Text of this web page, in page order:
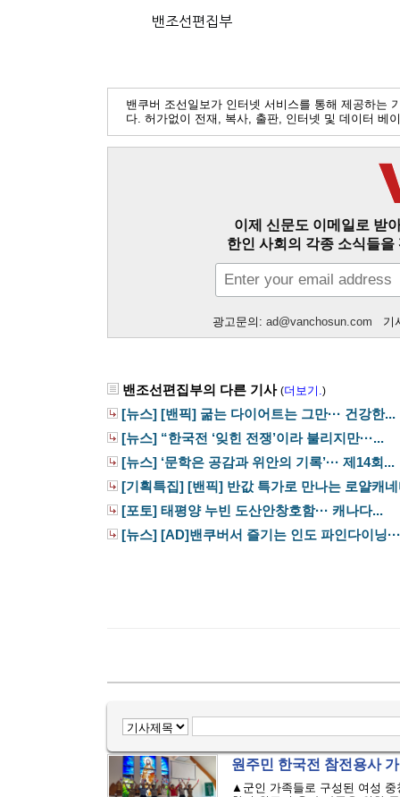
밴조선편집부
밴쿠버 조선일보가 인터넷 서비스를 통해 제공하는
다. 허가없이 전재, 복사, 출판, 인터넷 및 데이터 베
이제 신문도 이메일로 받
한인 사회의 각종 소식들
광고문의: ad@vanchosun.com 기
밴조선편집부의 다른 기사 (더보기.)
[뉴스] [밴픽] 굶는 다이어트는 그만··· 건강한...
[뉴스] “한국전 ‘잊힌 전쟁’이라 불리지만···...
[뉴스] ‘문학은 공감과 위안의 기록’··· 제14회...
[기획특집] [밴픽] 반값 특가로 만나는 로얄캐
[포토] 태평양 누빈 도산안창호함··· 캐나다...
[뉴스] [AD]밴쿠버서 즐기는 인도 파인다이닝
원주민 한국전 참전용사
▲군인 가족들로 구성된 여성 중